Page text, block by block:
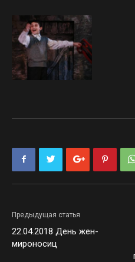
Предыдущая статья
22.04.2018 День жен-
мироносиц